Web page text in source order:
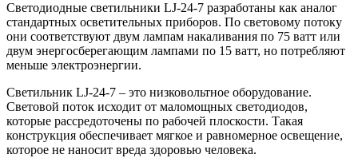
Светодиодные светильники LJ-24-7 разработаны как аналог
стандартных осветительных приборов. По световому потоку
они соответствуют двум лампам накаливания по 75 ватт или
двум энергосберегающим лампами по 15 ватт, но потребляют
меньше электроэнергии.
Светильник LJ-24-7 – это низковольтное оборудование.
Световой поток исходит от маломощных светодиодов,
которые рассредоточены по рабочей плоскости. Такая
конструкция обеспечивает мягкое и равномерное освещение,
которое не наносит вреда здоровью человека.